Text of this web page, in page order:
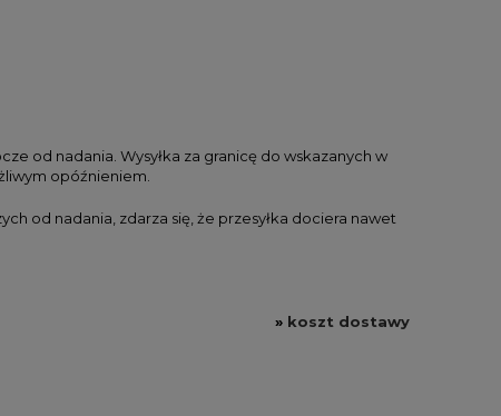
Colours Set 5x60ml
od nadania. Wysyłka za granicę do wskazanych w
opóźnieniem.
od nadania, zdarza się, że przesyłka dociera nawet
» koszt dostawy